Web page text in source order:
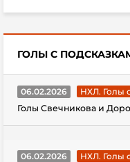
ГОЛЫ С
06.02.2026
НХЛ. Голы
Голы Свечникова и
06.02.2026
НХЛ. Голы